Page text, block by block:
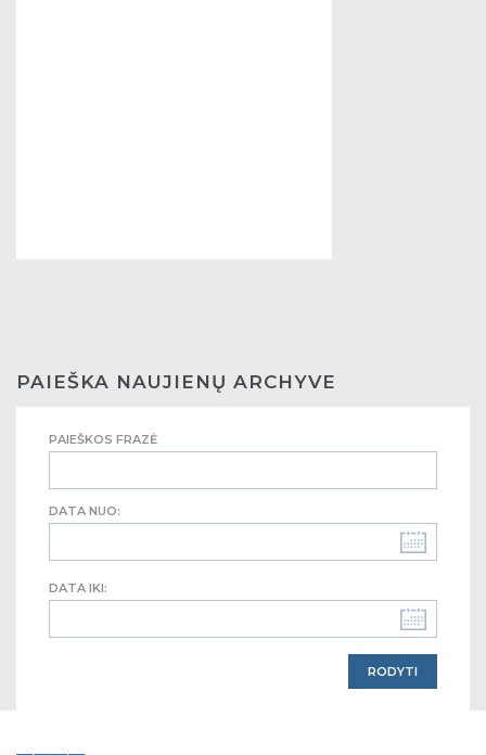
PAIEŠKA NAUJIENŲ ARCHYVE
PAIEŠKOS FRAZĖ
DATA NUO:
DATA IKI: